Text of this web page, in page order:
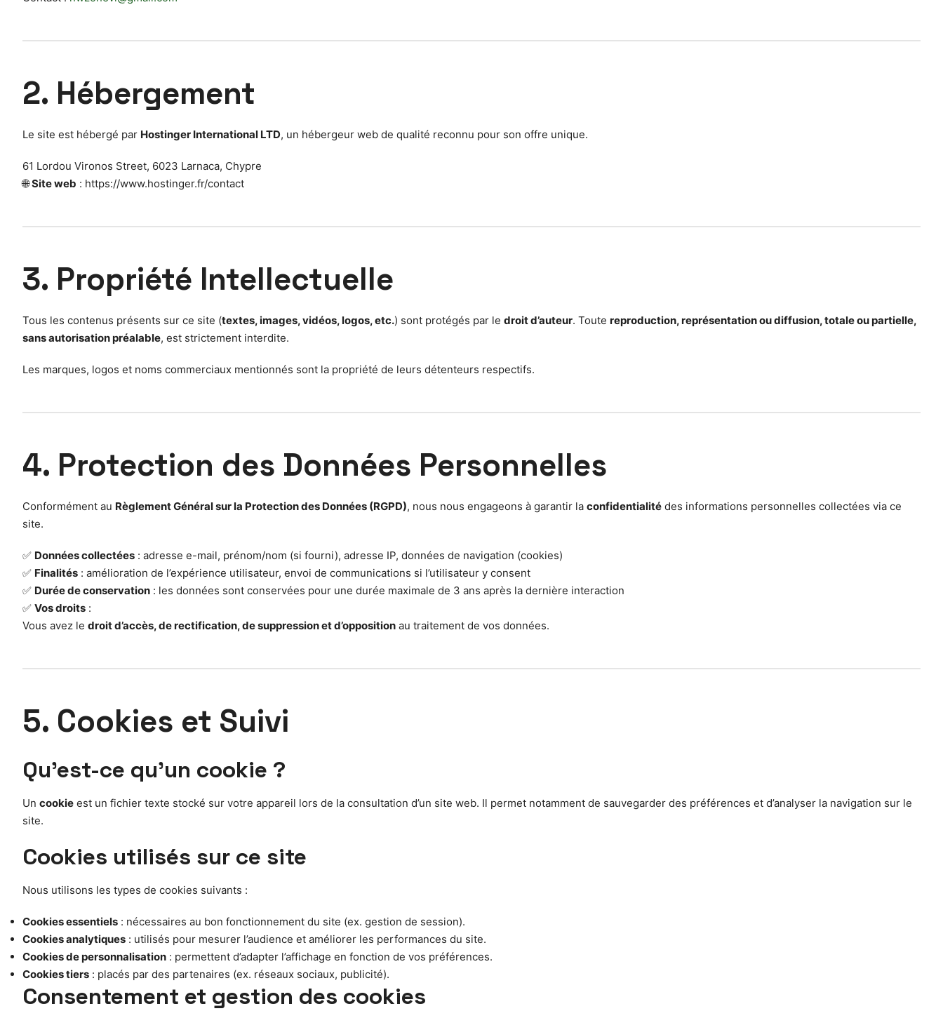
2. Hébergement
Le site est hébergé par Hostinger International LTD, un hébergeur web de qualité reconnu pour son offre unique.
61 Lordou Vironos Street, 6023 Larnaca, Chypre
🌐Site web : https://www.hostinger.fr/contact
3. Propriété Intellectuelle
Tous les contenus présents sur ce site (textes, images, vidéos, logos, etc.) sont protégés par le droit d’auteur. Toute reproduction, représentation ou diffusion, totale ou partielle,
sans autorisation préalable, est strictement interdite.
Les marques, logos et noms commerciaux mentionnés sont la propriété de leurs détenteurs respectifs.
4. Protection des Données Personnelles
Conformément au Règlement Général sur la Protection des Données (RGPD), nous nous engageons à garantir la confidentialité des informations personnelles collectées via ce
site.
✅ Données collectées : adresse e-mail, prénom/nom (si fourni), adresse IP, données de navigation (cookies)
✅ Finalités : amélioration de l’expérience utilisateur, envoi de communications si l’utilisateur y consent
✅ Durée de conservation : les données sont conservées pour une durée maximale de 3 ans après la dernière interaction
✅ Vos droits :
Vous avez le droit d’accès, de rectification, de suppression et d’opposition au traitement de vos données.
5. Cookies et Suivi
Qu’est-ce qu’un cookie ?
Un cookie est un fichier texte stocké sur votre appareil lors de la consultation d’un site web. Il permet notamment de sauvegarder des préférences et d’analyser la navigation sur le
site.
Cookies utilisés sur ce site
Nous utilisons les types de cookies suivants :
Cookies essentiels : nécessaires au bon fonctionnement du site (ex. gestion de session).
Cookies analytiques : utilisés pour mesurer l’audience et améliorer les performances du site.
Cookies de personnalisation : permettent d’adapter l’affichage en fonction de vos préférences.
Cookies tiers : placés par des partenaires (ex. réseaux sociaux, publicité).
Consentement et gestion des cookies